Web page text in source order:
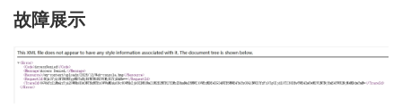
故障展示